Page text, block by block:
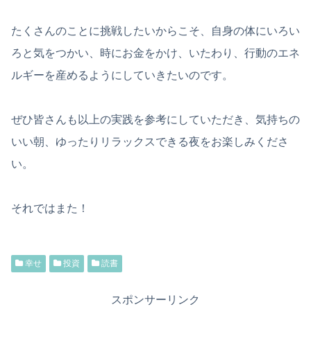
たくさんのことに挑戦したいからこそ、自身の体にいろい
ろと気をつかい、時にお金をかけ、いたわり、行動のエネ
ルギーを産めるようにしていきたいのです。
ぜひ皆さんも以上の実践を参考にしていただき、気持ちの
いい朝、ゆったりリラックスできる夜をお楽しみくださ
い。
それではまた！
幸せ 投資 読書
スポンサーリンク